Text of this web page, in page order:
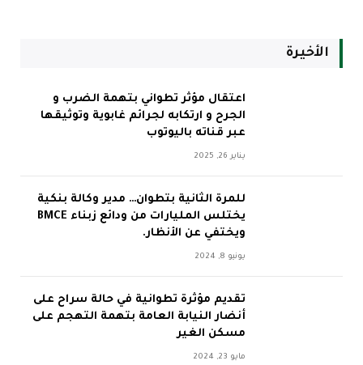
الأخيرة
اعتقال مؤثر تطواني بتهمة الضرب و
الجرح و ارتكابه لجرائم غابوية وتوثيقها
عبر قناته باليوتوب
يناير 26, 2025
للمرة الثانية بتطوان… مدير وكالة بنكية
يختلس المليارات من ودائع زبناء BMCE
ويختفي عن الأنظار.
يونيو 8, 2024
تقديم مؤثرة تطوانية في حالة سراح على
أنضار النيابة العامة بتهمة التهجم على
مسكن الغير
مايو 23, 2024